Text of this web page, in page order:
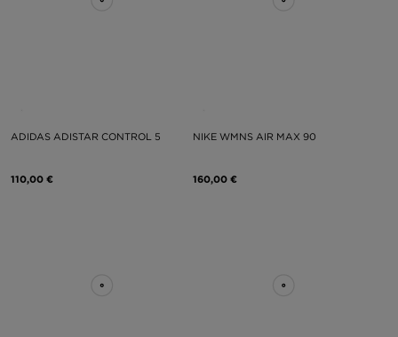
ADIDAS ADISTAR CONTROL 5
110,00 €
NIKE WMNS AIR MAX 90
160,00 €